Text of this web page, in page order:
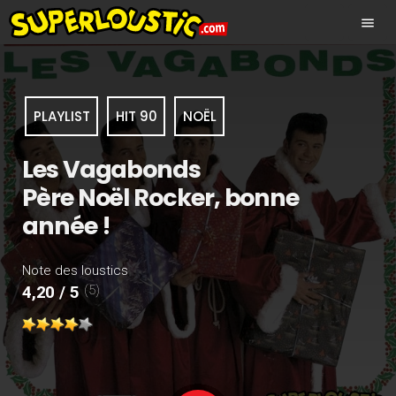
menu
PLAYLIST HIT 90 NOËL
Les Vagabonds
Père Noël Rocker, bonne
année !
Note des loustics
4,20 / 5 (5)